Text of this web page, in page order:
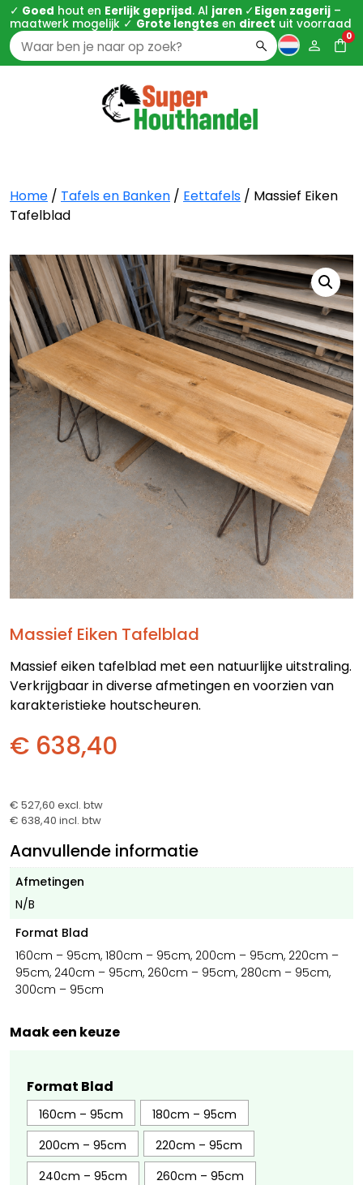
✓ Goed hout en Eerlijk geprijsd. Al jaren ✓Eigen zagerij –
maatwerk mogelijk ✓ Grote lengtes en direct uit voorraad
Zoeken
naar:
0
Home / Tafels en Banken / Eettafels / Massief Eiken
Tafelblad
Massief Eiken Tafelblad
Massief eiken tafelblad met een natuurlijke uitstraling.
Verkrijgbaar in diverse afmetingen en voorzien van
karakteristieke houtscheuren.
€ 638,40
€ 527,60 excl. btw
€ 638,40 incl. btw
Aanvullende informatie
Afmetingen
N/B
Format Blad
160cm – 95cm, 180cm – 95cm, 200cm – 95cm, 220cm –
95cm, 240cm – 95cm, 260cm – 95cm, 280cm – 95cm,
300cm – 95cm
Maak een keuze
Format Blad
160cm – 95cm
180cm – 95cm
200cm – 95cm
220cm – 95cm
240cm – 95cm
260cm – 95cm